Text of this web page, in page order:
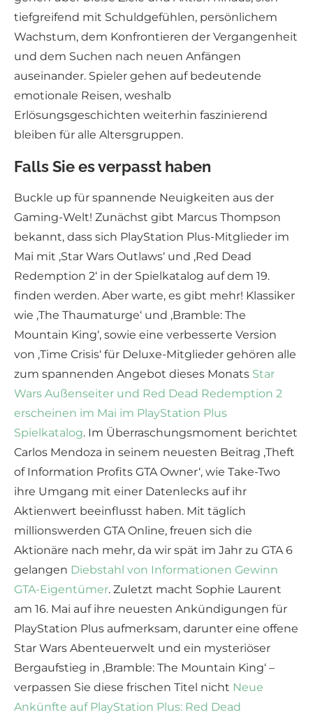
tiefgreifend mit Schuldgefühlen, persönlichem
Wachstum, dem Konfrontieren der Vergangenheit
und dem Suchen nach neuen Anfängen
auseinander. Spieler gehen auf bedeutende
emotionale Reisen, weshalb
Erlösungsgeschichten weiterhin faszinierend
bleiben für alle Altersgruppen.
Falls Sie es verpasst haben
Buckle up für spannende Neuigkeiten aus der
Gaming-Welt! Zunächst gibt Marcus Thompson
bekannt, dass sich PlayStation Plus-Mitglieder im
Mai mit ‚Star Wars Outlaws‘ und ‚Red Dead
Redemption 2‘ in der Spielkatalog auf dem 19.
finden werden. Aber warte, es gibt mehr! Klassiker
wie ‚The Thaumaturge‘ und ‚Bramble: The
Mountain King‘, sowie eine verbesserte Version
von ‚Time Crisis‘ für Deluxe-Mitglieder gehören alle
zum spannenden Angebot dieses Monats Star
Wars Außenseiter und Red Dead Redemption 2
erscheinen im Mai im PlayStation Plus
Spielkatalog. Im Überraschungsmoment berichtet
Carlos Mendoza in seinem neuesten Beitrag ‚Theft
of Information Profits GTA Owner‘, wie Take-Two
ihre Umgang mit einer Datenlecks auf ihr
Aktienwert beeinflusst haben. Mit täglich
millionswerden GTA Online, freuen sich die
Aktionäre nach mehr, da wir spät im Jahr zu GTA 6
gelangen Diebstahl von Informationen Gewinn
GTA-Eigentümer. Zuletzt macht Sophie Laurent
am 16. Mai auf ihre neuesten Ankündigungen für
PlayStation Plus aufmerksam, darunter eine offene
Star Wars Abenteuerwelt und ein mysteriöser
Bergaufstieg in ‚Bramble: The Mountain King‘ –
verpassen Sie diese frischen Titel nicht Neue
Ankünfte auf PlayStation Plus: Red Dead